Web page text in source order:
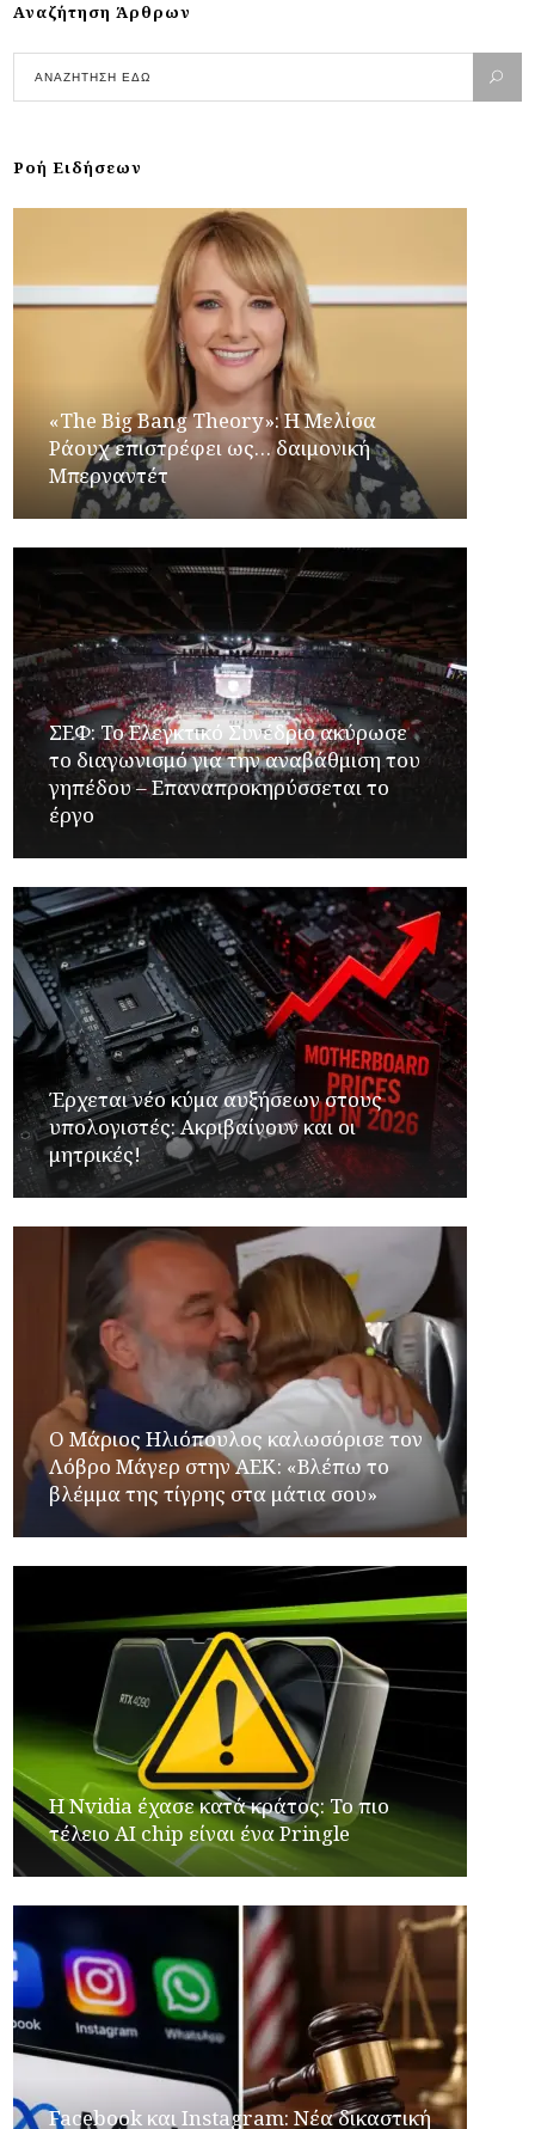
Αναζήτηση Άρθρων
Ροή Ειδήσεων
«The Big Bang Theory»: Η Μελίσα
Ράουχ επιστρέφει ως… δαιμονική
Μπερναντέτ
ΣΕΦ: Το Ελεγκτικό Συνέδριο ακύρωσε
το διαγωνισμό για την αναβάθμιση του
γηπέδου – Επαναπροκηρύσσεται το
έργο
Έρχεται νέο κύμα αυξήσεων στους
υπολογιστές: Ακριβαίνουν και οι
μητρικές!
Ο Μάριος Ηλιόπουλος καλωσόρισε τον
Λόβρο Μάγερ στην ΑΕΚ: «Βλέπω το
βλέμμα της τίγρης στα μάτια σου»
Η Nvidia έχασε κατά κράτος: Το πιο
τέλειο AI chip είναι ένα Pringle
Facebook και Instagram: Νέα δικαστική